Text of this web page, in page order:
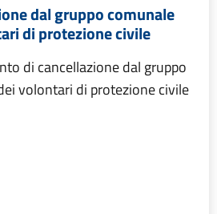
dal gruppo comunale
di protezione civile
di cancellazione dal gruppo
volontari di protezione civile